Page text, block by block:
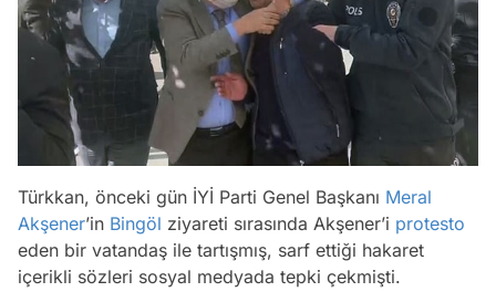
Türkkan, önceki gün İYİ Parti Genel Başkanı Meral
Akşener’in Bingöl ziyareti sırasında Akşener’i protesto
eden bir vatandaş ile tartışmış, sarf ettiği hakaret
içerikli sözleri sosyal medyada tepki çekmişti.